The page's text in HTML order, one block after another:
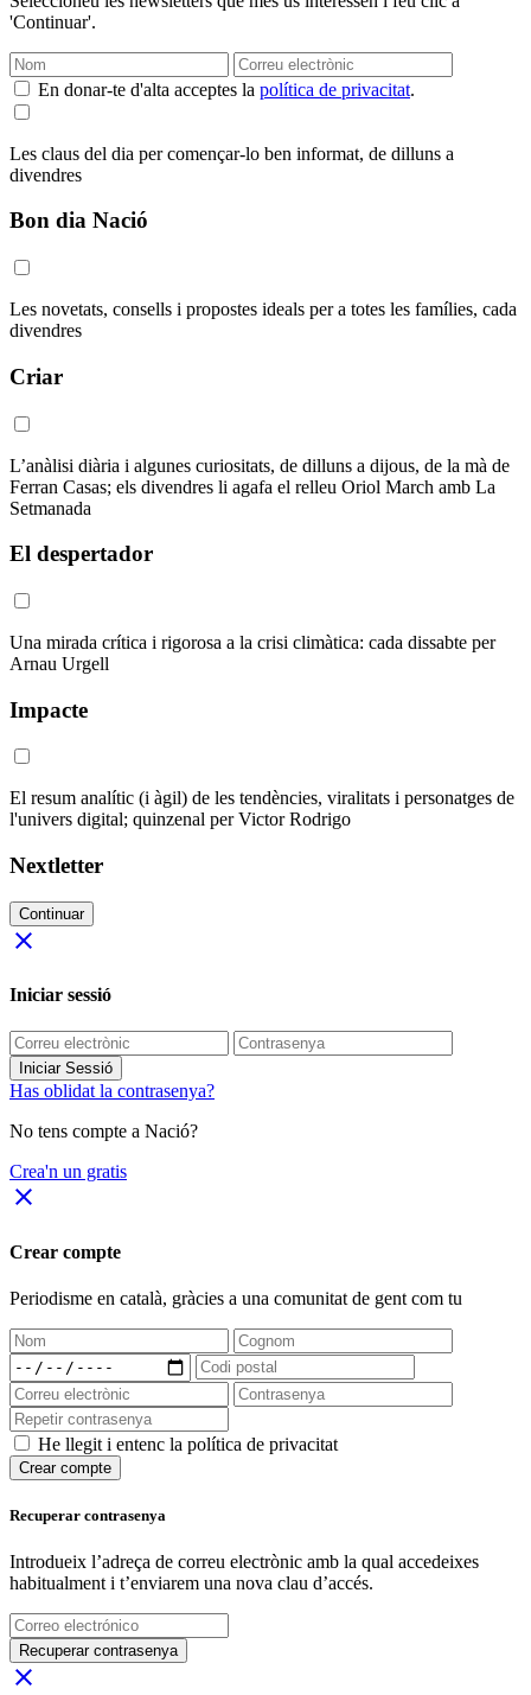
'Continuar'.
En donar-te d'alta acceptes la política de privacitat.
Les claus del dia per començar-lo ben informat, de dilluns a
divendres
Bon dia Nació
Les novetats, consells i propostes ideals per a totes les famílies, cada
divendres
Criar
L’anàlisi diària i algunes curiositats, de dilluns a dijous, de la mà de
Ferran Casas; els divendres li agafa el relleu Oriol March amb La
Setmanada
El despertador
Una mirada crítica i rigorosa a la crisi climàtica: cada dissabte per
Arnau Urgell
Impacte
El resum analític (i àgil) de les tendències, viralitats i personatges de
l'univers digital; quinzenal per Victor Rodrigo
Nextletter
Continuar
close
Iniciar sessió
Iniciar Sessió
Has oblidat la contrasenya?
No tens compte a Nació?
Crea'n un gratis
close
Crear compte
Periodisme en català, gràcies a una comunitat de gent com tu
He llegit i entenc la política de privacitat
Crear compte
Recuperar contrasenya
Introdueix l’adreça de correu electrònic amb la qual accedeixes
habitualment i t’enviarem una nova clau d’accés.
Recuperar contrasenya
close